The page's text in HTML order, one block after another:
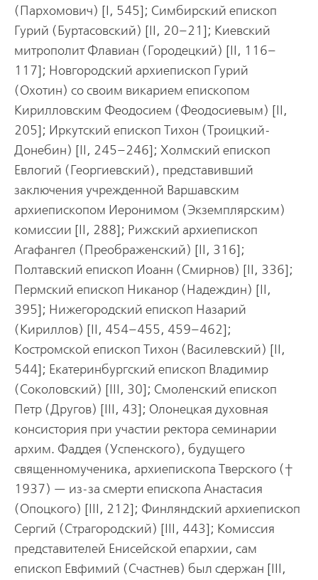
(Пархомович) [I, 545]; Симбирский епископ
Гурий (Буртасовский) [II, 20–21]; Киевский
митрополит Флавиан (Городецкий) [II, 116–
117]; Новгородский архиепископ Гурий
(Охотин) со своим викарием епископом
Кирилловским Феодосием (Феодосиевым) [II,
205]; Иркутский епископ Тихон (Троицкий-
Донебин) [II, 245–246]; Холмский епископ
Евлогий (Георгиевский), представивший
заключения учрежденной Варшавским
архиепископом Иеронимом (Экземплярским)
комиссии [II, 288]; Рижский архиепископ
Агафангел (Преображенский) [II, 316];
Полтавский епископ Иоанн (Смирнов) [II, 336];
Пермский епископ Никанор (Надеждин) [II,
395]; Нижегородский епископ Назарий
(Кириллов) [II, 454–455, 459–462];
Костромской епископ Тихон (Василевский) [II,
544]; Екатеринбургский епископ Владимир
(Соколовский) [III, 30]; Смоленский епископ
Петр (Другов) [III, 43]; Олонецкая духовная
консистория при участии ректора семинарии
архим. Фаддея (Успенского), будущего
священномученика, архиепископа Тверского (†
1937) — из-за смерти епископа Анастасия
(Опоцкого) [III, 212]; Финляндский архиепископ
Сергий (Страгородский) [III, 443]; Комиссия
представителей Енисейской епархии, сам
епископ Евфимий (Счастнев) был сдержан [III,